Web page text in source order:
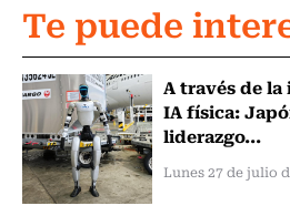
Te puede
A través de
IA física:
liderazgo...
Lunes 27 de julio